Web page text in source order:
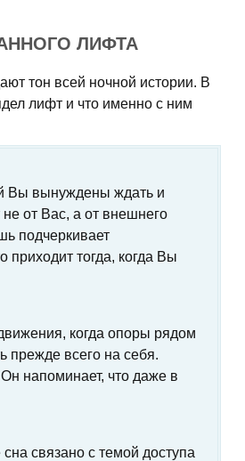
ЛИФТА
тон всей ночной истории. В
лифт и что именно с ним
Вы вынуждены ждать и
не от Вас, а от внешнего
подчеркивает
тогда, когда Вы
когда опоры рядом
прежде всего на себя.
напоминает, что даже в
связано с темой доступа